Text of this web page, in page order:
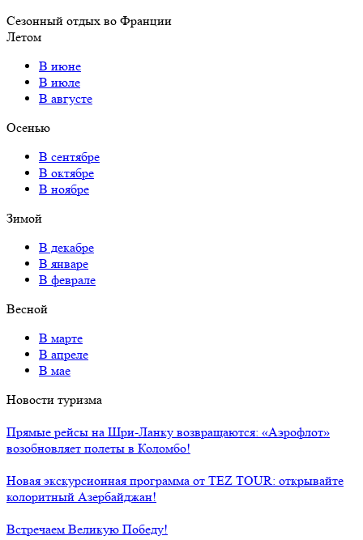
Сезонный отдых во Франции
Летом
В июне
В июле
В августе
Осенью
В сентябре
В октябре
В ноябре
Зимой
В декабре
В январе
В феврале
Весной
В марте
В апреле
В мае
Новости туризма
Прямые рейсы на Шри-Ланку возвращаются: «Аэрофлот»
возобновляет полеты в Коломбо!
Новая экскурсионная программа от TEZ TOUR: открывайте
колоритный Азербайджан!
Встречаем Великую Победу!